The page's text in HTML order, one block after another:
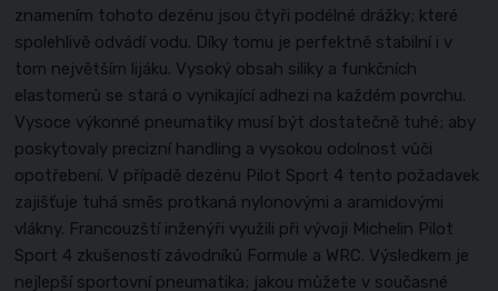
znamením tohoto dezénu jsou čtyři podélné drážky; které
spolehlivě odvádí vodu. Díky tomu je perfektně stabilní i v
tom největším lijáku. Vysoký obsah siliky a funkčních
elastomerů se stará o vynikající adhezi na každém povrchu.
Vysoce výkonné pneumatiky musí být dostatečně tuhé; aby
poskytovaly precizní handling a vysokou odolnost vůči
opotřebení. V případě dezénu Pilot Sport 4 tento požadavek
zajišťuje tuhá směs protkaná nylonovými a aramidovými
vlákny. Francouzští inženýři využili při vývoji Michelin Pilot
Sport 4 zkušeností závodníků Formule a WRC. Výsledkem je
nejlepší sportovní pneumatika; jakou můžete v současné